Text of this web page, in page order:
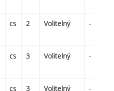
cs 2 Volitelný -
cs 3 Volitelný -
cs 3 Volitelný -